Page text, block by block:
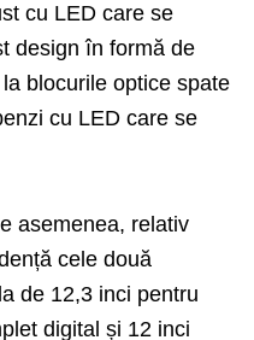
cu LED care se
design în formă de
blocurile optice spate
cu LED care se
asemenea, relativ
cele două
de 12,3 inci pentru
digital și 12 inci